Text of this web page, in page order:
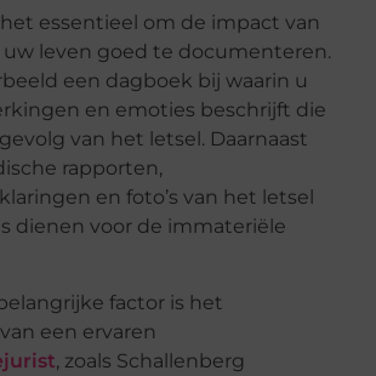
het essentieel om de impact van
uw leven goed te documenteren.
een dagboek bij waarin u
en emoties beschrijft die
van het letsel. Daarnaast
rapporten,
en foto’s van het letsel
dienen voor de immateriële
factor is het
een ervaren
, zoals Schallenberg